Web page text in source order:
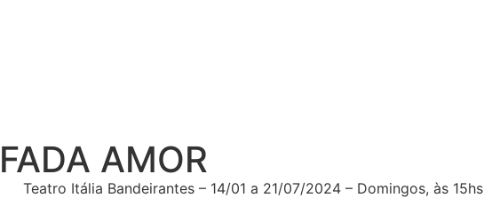
AMOR
Teatro Itália Bandeirantes – 14/01 a 21/07/2024 – Domingos, às 15hs